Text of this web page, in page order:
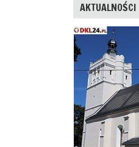
AKTUALNOŚCI